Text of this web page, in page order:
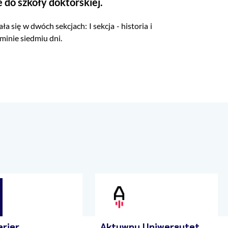
się w dwóch sekcjach: I sekcja - historia i
siedmiu dni.